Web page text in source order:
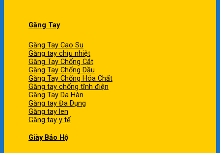
Găng Tay
Găng Tay Cao Su
Găng tay chịu nhiệt
Găng Tay Chống Cắt
Găng Tay Chống Dầu
Găng Tay Chống Hóa Chất
Găng tay chống tĩnh điện
Găng Tay Da Hàn
Găng tay Đa Dụng
Găng tay len
Găng tay y tế
Giày Bảo Hộ